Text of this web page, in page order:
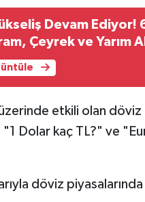
Devam
Çeyrek ve Yarım
etkili olan döviz
Dolar kaç TL?" ve
döviz